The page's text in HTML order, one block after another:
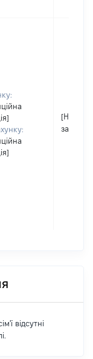
[Не
відсутні